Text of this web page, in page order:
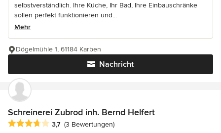
selbstverständlich. Ihre Küche, Ihr Bad, Ihre Einbauschränke
sollen perfekt funktionieren und...
Mehr
Nachricht
Dögelmühle 1, 61184 Karben
Schreinerei Zubrod inh. Bernd Helfert
Durchschnittliche Bewertung: 3.7 von 5 Sternen
3,7 (3 Bewertungen)